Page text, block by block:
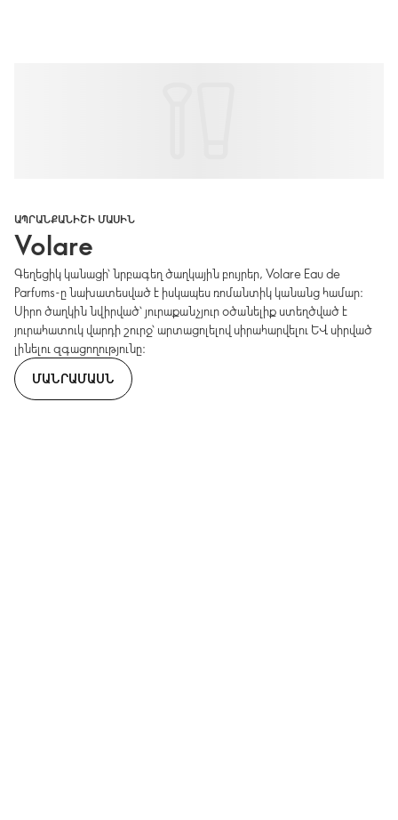
ԱՊՐԱՆՔԱՆԻՇԻ ՄԱՍԻՆ
Volare
Գեղեցիկ կանացի՝ նրբագեղ ծաղկային բույրեր, Volare Eau de
Parfums-ը նախատեսված է իսկապես ռոմանտիկ կանանց համար։
Սիրո ծաղկին նվիրված՝ յուրաքանչյուր օծանելիք ստեղծված է
յուրահատուկ վարդի շուրջ՝ արտացոլելով սիրահարվելու և սիրված
լինելու զգացողությունը։
ՄԱՆՐԱՄԱՍՆ